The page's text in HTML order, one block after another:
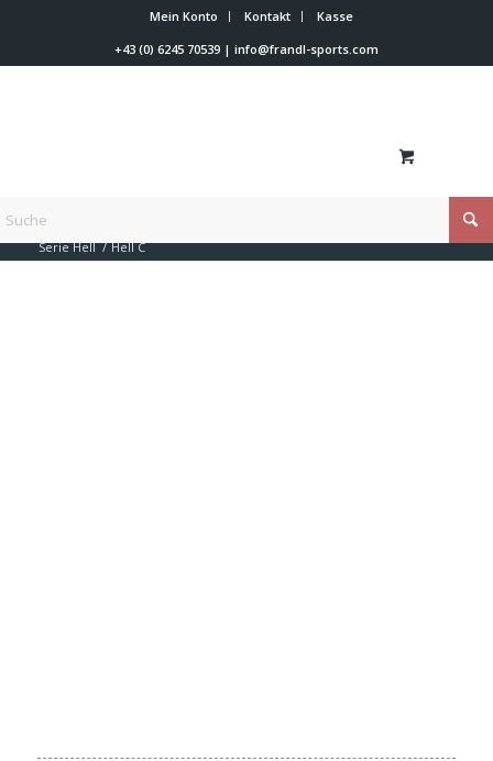
Mein Konto Kontakt
Kasse
+43 (0) 6245 70539| info@frandl-sports.com
Du bist hier:
Serie Hell / Hell C